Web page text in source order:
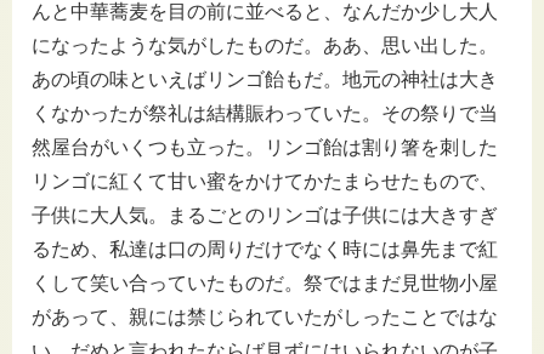
んと中華蕎麦を目の前に並べると、なんだか少し大人
になったような気がしたものだ。ああ、思い出した。
あの頃の味といえばリンゴ飴もだ。地元の神社は大き
くなかったが祭礼は結構賑わっていた。その祭りで当
然屋台がいくつも立った。リンゴ飴は割り箸を刺した
リンゴに紅くて甘い蜜をかけてかたまらせたもので、
子供に大人気。まるごとのリンゴは子供には大きすぎ
るため、私達は口の周りだけでなく時には鼻先まで紅
くして笑い合っていたものだ。祭ではまだ見世物小屋
があって、親には禁じられていたがしったことではな